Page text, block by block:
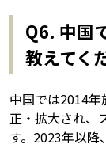
Q6. 中国
教えてく
中国では2014
正・拡大され、
す。2023年以降